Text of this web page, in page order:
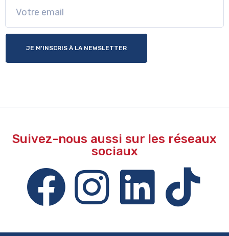
JE M'INSCRIS À LA NEWSLETTER
Suivez-nous aussi sur les réseaux
sociaux